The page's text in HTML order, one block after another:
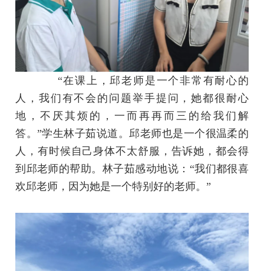
“在课上，邱老师是一个非常有耐心的
人，我们有不会的问题举手提问，她都很耐心
地，不厌其烦的，一而再再而三的给我们解
答。”学生林子茹说道。邱老师也是一个很温柔的
人，有时候自己身体不太舒服，告诉她，都会得
到邱老师的帮助。林子茹感动地说：“我们都很喜
欢邱老师，因为她是一个特别好的老师。”